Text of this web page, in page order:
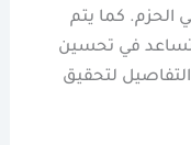
كما يتم
تساعد في تحسين
لتحقيق